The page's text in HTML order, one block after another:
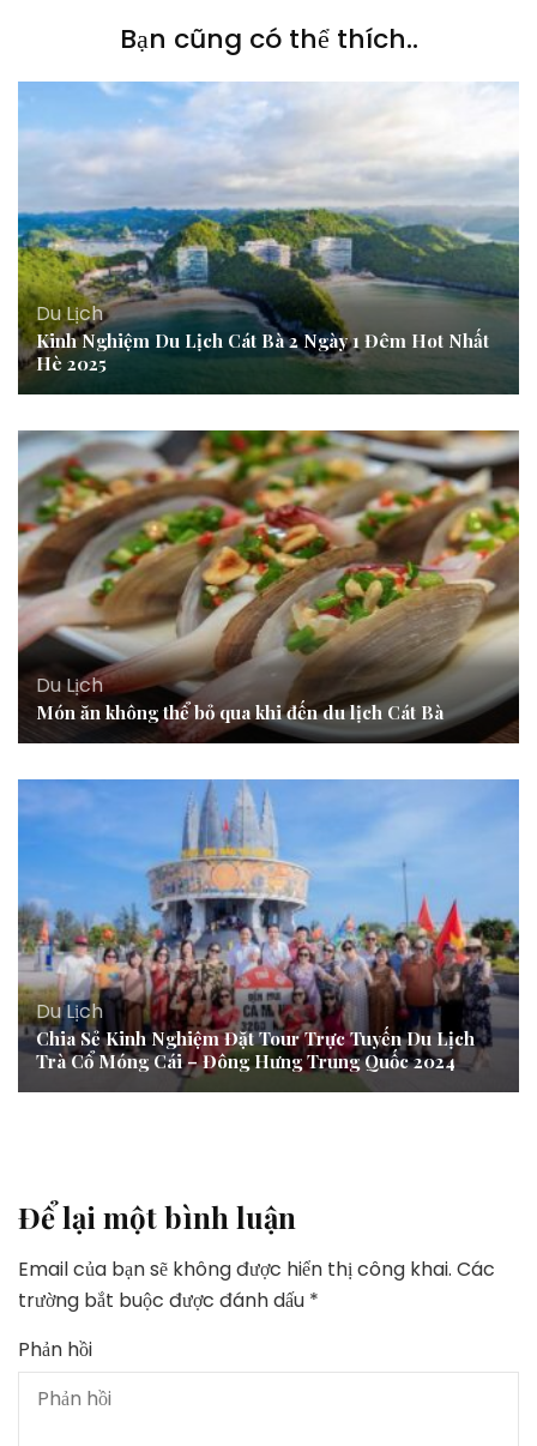
Bạn cũng có thể thích..
Du Lịch
Kinh Nghiệm Du Lịch Cát Bà 2 Ngày 1 Đêm Hot Nhất
Hè 2025
Du Lịch
Món ăn không thể bỏ qua khi đến du lịch Cát Bà
Du Lịch
Chia Sẻ Kinh Nghiệm Đặt Tour Trực Tuyến Du Lịch
Trà Cổ Móng Cái – Đông Hưng Trung Quốc 2024
Để lại một bình luận
Email của bạn sẽ không được hiển thị công khai. Các
trường bắt buộc được đánh dấu *
Phản hồi